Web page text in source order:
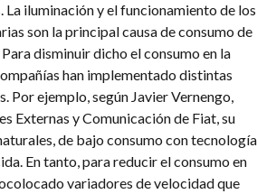
La iluminación y el funcionamiento de los
son la principal causa de consumo de
disminuir dicho el consumo en la
han implementado distintas
Por ejemplo, según Javier Vernengo,
Externas y Comunicación de Fiat, su
de bajo consumo con tecnología
En tanto, para reducir el consumo en
variadores de velocidad que